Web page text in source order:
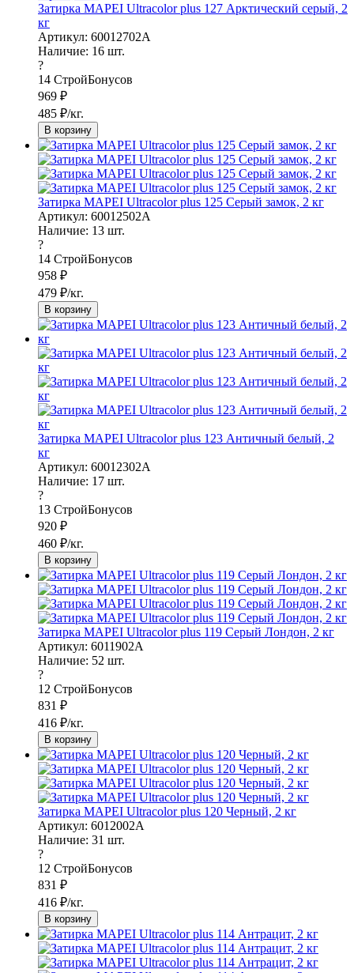
Затирка MAPEI Ultracolor plus 127 Арктический серый, 2
кг
Артикул: 60012702A
Наличие: 16 шт.
?
14 СтройБонусов
969 ₽
485 ₽/кг.
В корзину
Затирка MAPEI Ultracolor plus 125 Серый замок, 2 кг
Артикул: 60012502A
Наличие: 13 шт.
?
14 СтройБонусов
958 ₽
479 ₽/кг.
В корзину
Затирка MAPEI Ultracolor plus 123 Античный белый, 2
кг
Артикул: 60012302A
Наличие: 17 шт.
?
13 СтройБонусов
920 ₽
460 ₽/кг.
В корзину
Затирка MAPEI Ultracolor plus 119 Серый Лондон, 2 кг
Артикул: 6011902A
Наличие: 52 шт.
?
12 СтройБонусов
831 ₽
416 ₽/кг.
В корзину
Затирка MAPEI Ultracolor plus 120 Черный, 2 кг
Артикул: 6012002A
Наличие: 31 шт.
?
12 СтройБонусов
831 ₽
416 ₽/кг.
В корзину